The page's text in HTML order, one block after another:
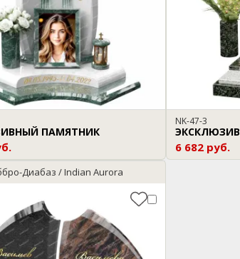
ПАМЯТНИК
NK-47-3
6 682 руб.
Диабаз / Indian Aurora